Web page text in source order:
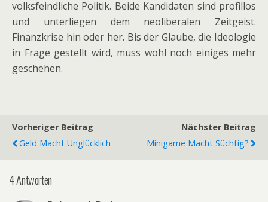
volksfeindliche Politik. Beide Kandidaten sind profillos
und unterliegen dem neoliberalen Zeitgeist.
Finanzkrise hin oder her. Bis der Glaube, die Ideologie
in Frage gestellt wird, muss wohl noch einiges mehr
geschehen.
Vorheriger Beitrag
Geld Macht Unglücklich
Nächster Beitrag
Minigame Macht Süchtig?
4 Antworten